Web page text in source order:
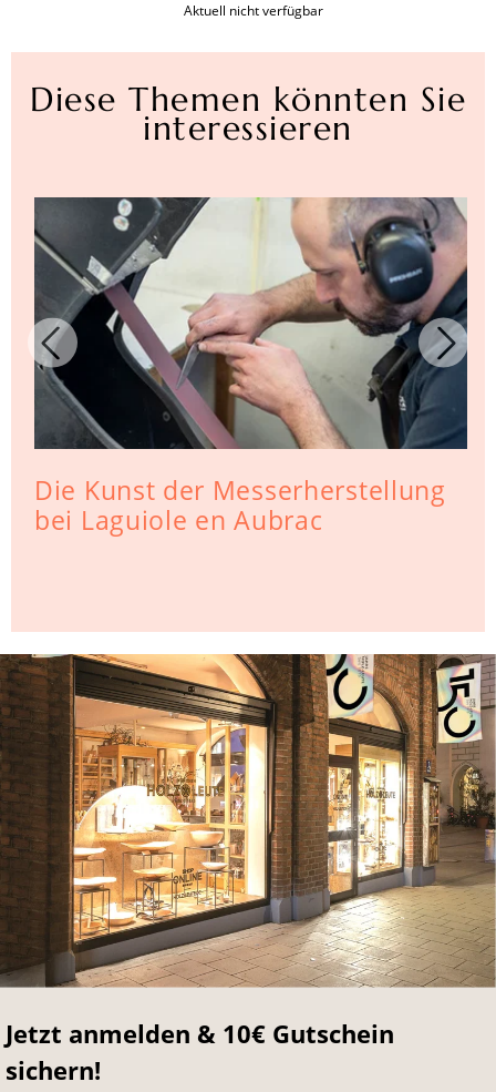
Aktuell nicht verfügbar
Diese Themen könnten Sie
interessieren
Die Kunst der Messerherstellung
bei Laguiole en Aubrac
Jetzt anmelden & 10€ Gutschein
sichern!